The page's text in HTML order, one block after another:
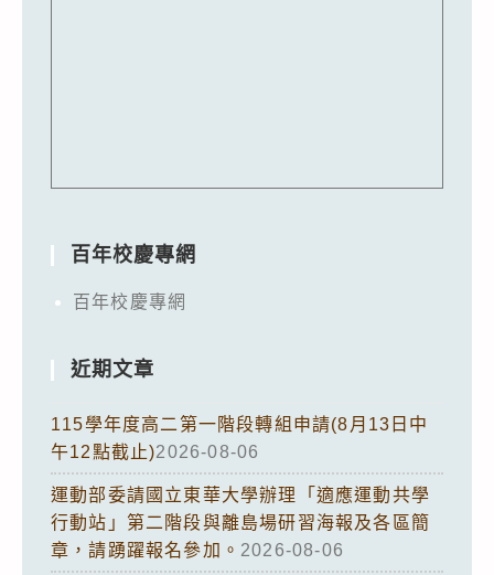
百年校慶專網
百年校慶專網
近期文章
115學年度高二第一階段轉組申請(8月13日中
午12點截止)2026-08-06
運動部委請國立東華大學辦理「適應運動共學
行動站」第二階段與離島場研習海報及各區簡
章，請踴躍報名參加。 2026-08-06